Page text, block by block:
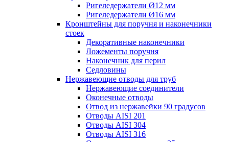
Ригеледержатели Ø12 мм
Ригеледержатели Ø16 мм
Кронштейны для поручня и наконечники
стоек
Декоративные наконечники
Ложементы поручня
Наконечник для перил
Седловины
Нержавеющие отводы для труб
Нержавеющие соединители
Оконечные отводы
Отвод из нержавейки 90 градусов
Отводы AISI 201
Отводы AISI 304
Отводы AISI 316